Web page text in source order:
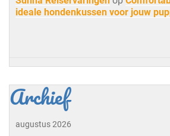
ideale hondenkussen voor jouw
Archief
augustus 2026